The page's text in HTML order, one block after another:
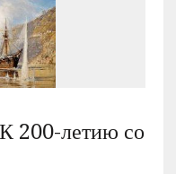
200-летию со